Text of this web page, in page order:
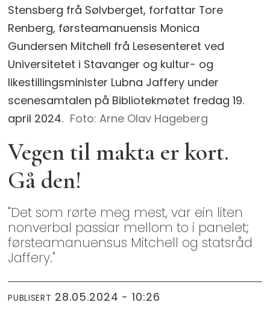
Stensberg frå Sølvberget, forfattar Tore
Renberg, førsteamanuensis Monica
Gundersen Mitchell frå Lesesenteret ved
Universitetet i Stavanger og kultur- og
likestillingsminister Lubna Jaffery under
scenesamtalen på Bibliotekmøtet fredag 19.
april 2024.
Arne Olav Hageberg
Vegen til makta er kort.
Gå den!
"Det som rørte meg mest, var ein liten
nonverbal passiar mellom to i panelet;
førsteamanuensus Mitchell og statsråd
Jaffery."
PUBLISERT 28.05.2024 - 10:26